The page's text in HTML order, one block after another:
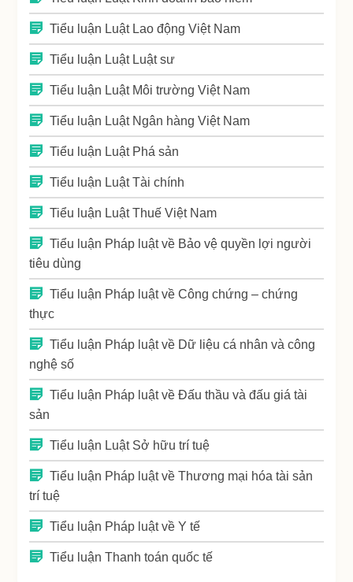
Tiểu luận Luật Lao động Việt Nam
Tiểu luận Luật Luật sư
Tiểu luận Luật Môi trường Việt Nam
Tiểu luận Luật Ngân hàng Việt Nam
Tiểu luận Luật Phá sản
Tiểu luận Luật Tài chính
Tiểu luận Luật Thuế Việt Nam
Tiểu luận Pháp luật về Bảo vệ quyền lợi người
tiêu dùng
Tiểu luận Pháp luật về Công chứng – chứng
thực
Tiểu luận Pháp luật về Dữ liệu cá nhân và công
nghệ số
Tiểu luận Pháp luật về Đấu thầu và đấu giá tài
sản
Tiểu luận Luật Sở hữu trí tuệ
Tiểu luận Pháp luật về Thương mại hóa tài sản
trí tuệ
Tiểu luận Pháp luật về Y tế
Tiểu luận Thanh toán quốc tế